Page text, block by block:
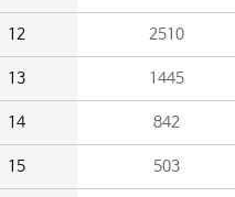
12 2510
13 1445
14 842
15 503